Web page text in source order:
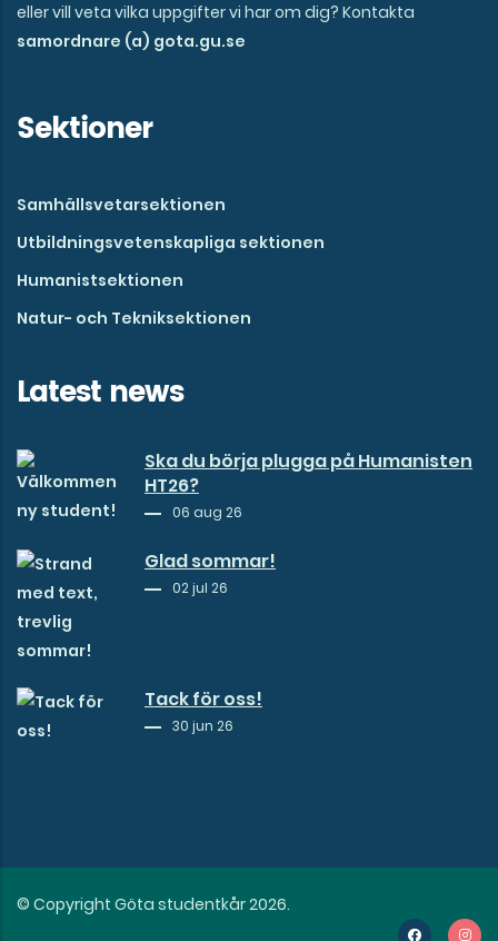
eller vill veta vilka uppgifter vi har om dig? Kontakta
samordnare (a) gota.gu.se
Sektioner
Samhällsvetarsektionen
Utbildningsvetenskapliga sektionen
Humanistsektionen
Natur- och Tekniksektionen
Latest news
Ska du börja plugga på Humanisten
HT26?
06 aug 26
Glad sommar!
02 jul 26
Tack för oss!
30 jun 26
© Copyright Göta studentkår 2026.